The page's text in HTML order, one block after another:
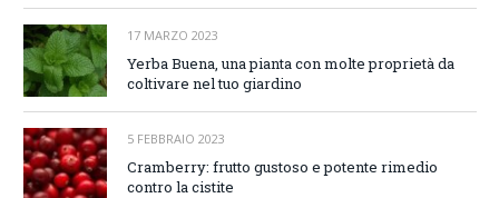
17 MARZO 2023
Yerba Buena, una pianta con molte proprietà da
coltivare nel tuo giardino
5 FEBBRAIO 2023
Cramberry: frutto gustoso e potente rimedio
contro la cistite